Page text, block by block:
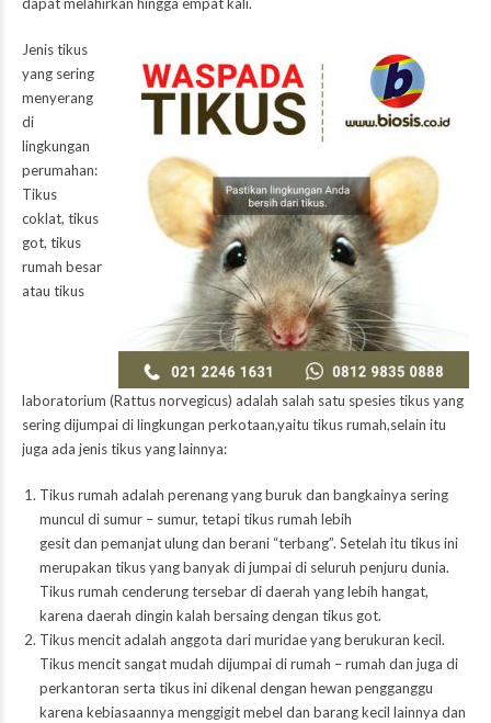
dapat melahirkan hingga empat kali.
Jenis tikus
yang sering
menyerang
di
lingkungan
perumahan:
Tikus
coklat, tikus
got, tikus
rumah besar
atau tikus
laboratorium (Rattus norvegicus) adalah salah satu spesies tikus yang
sering dijumpai di lingkungan perkotaan,yaitu tikus rumah,selain itu
juga ada jenis tikus yang lainnya:
Tikus rumah adalah perenang yang buruk dan bangkainya sering
muncul di sumur – sumur, tetapi tikus rumah lebih
gesit dan pemanjat ulung dan berani “terbang”. Setelah itu tikus ini
merupakan tikus yang banyak di jumpai di seluruh penjuru dunia.
Tikus rumah cenderung tersebar di daerah yang lebih hangat,
karena daerah dingin kalah bersaing dengan tikus got.
Tikus mencit adalah anggota dari muridae yang berukuran kecil.
Tikus mencit sangat mudah dijumpai di rumah – rumah dan juga di
perkantoran serta tikus ini dikenal dengan hewan pengganggu
karena kebiasaannya menggigit mebel dan barang kecil lainnya dan